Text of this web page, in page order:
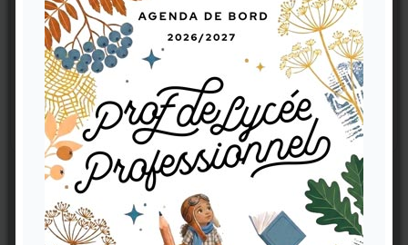
Découvrez également la version Carnet